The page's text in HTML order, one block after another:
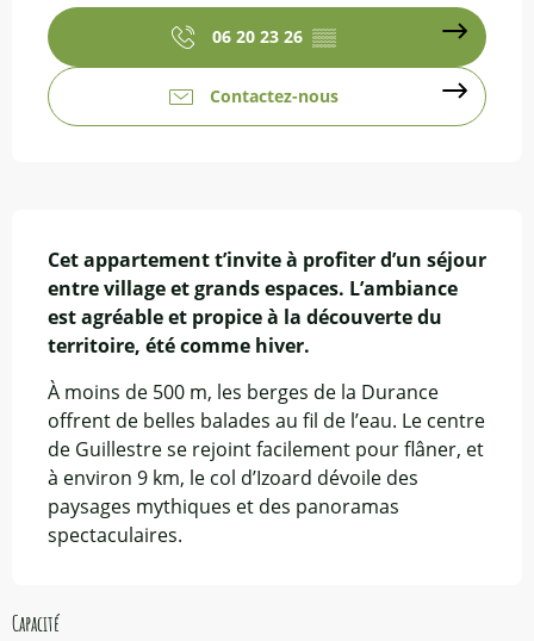
06 20 23 26 ▒▒
Contactez-nous
Cet appartement t’invite à profiter d’un séjour
entre village et grands espaces. L’ambiance
est agréable et propice à la découverte du
territoire, été comme hiver.
À moins de 500 m, les berges de la Durance
offrent de belles balades au fil de l’eau. Le centre
de Guillestre se rejoint facilement pour flâner, et
à environ 9 km, le col d’Izoard dévoile des
paysages mythiques et des panoramas
spectaculaires.
Capacité